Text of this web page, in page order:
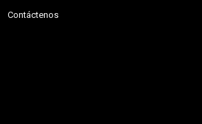
Contáctenos